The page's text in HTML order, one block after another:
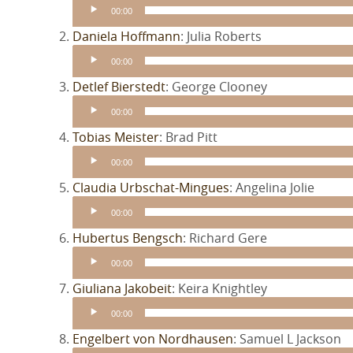
Player
00:00
Daniela Hoffmann: Julia Roberts
Player
00:00
Detlef Bierstedt: George ClooneyAudio-
Player
00:00
Tobias Meister: Brad PittAudio-
Player
00:00
Claudia Urbschat-Mingues: Angelina JolieAudio-
Player
00:00
Hubertus Bengsch: Richard GereAudio-
Player
00:00
Giuliana Jakobeit: Keira KnightleyAudio-
Player
00:00
Engelbert von Nordhausen: Samuel L Jackson